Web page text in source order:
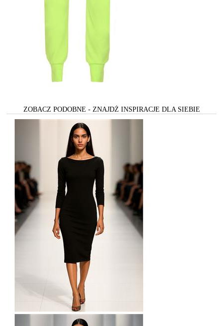
ZOBACZ PODOBNE - ZNAJDŻ INSPIRACJE DLA SIEBIE